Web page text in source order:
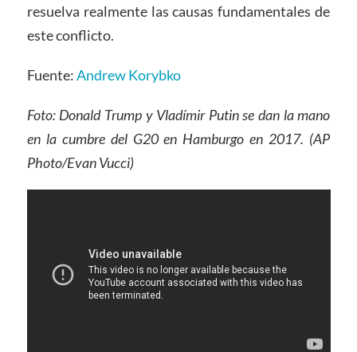
resuelva realmente las causas fundamentales de
este conflicto.
Fuente:Andrew Korybko
Foto: Donald Trump y Vladímir Putin se dan la mano
en la cumbre del G20 en Hamburgo en 2017. (AP
Photo/Evan Vucci)